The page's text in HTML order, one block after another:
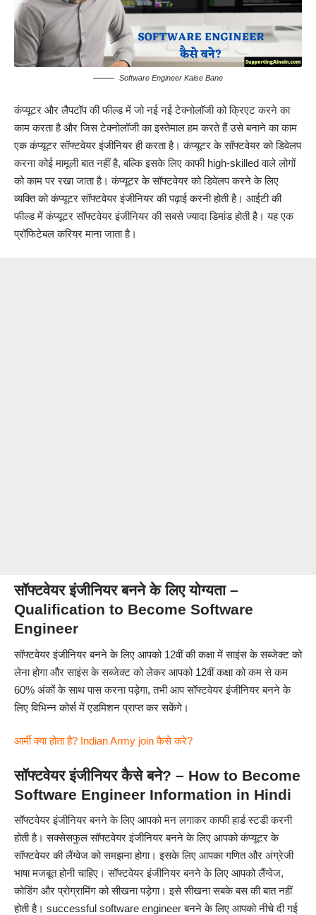
Software Engineer Kaise Bane
कंप्यूटर और लैपटॉप की फील्ड में जो नई नई टेक्नोलॉजी को क्रिएट करने का
काम करता है और जिस टेक्नोलॉजी का इस्तेमाल हम करते हैं उसे बनाने का काम
एक कंप्यूटर सॉफ्टवेयर इंजीनियर ही करता है। कंप्यूटर के सॉफ्टवेयर को डिवेलप
करना कोई मामूली बात नहीं है, बल्कि इसके लिए काफी high-skilled वाले लोगों
को काम पर रखा जाता है। कंप्यूटर के सॉफ्टवेयर को डिवेलप करने के लिए
व्यक्ति को कंप्यूटर सॉफ्टवेयर इंजीनियर की पढ़ाई करनी होती है। आईटी की
फील्ड में कंप्यूटर सॉफ्टवेयर इंजीनियर की सबसे ज्यादा डिमांड होती है। यह एक
प्रॉफिटेबल करियर माना जाता है।
सॉफ्टवेयर इंजीनियर बनने के लिए योग्यता –
Qualification to Become Software
Engineer
सॉफ्टवेयर इंजीनियर बनने के लिए आपको 12वीं की कक्षा में साइंस के सब्जेक्ट को
लेना होगा और साइंस के सब्जेक्ट को लेकर आपको 12वीं कक्षा को कम से कम
60% अंकों के साथ पास करना पड़ेगा, तभी आप सॉफ्टवेयर इंजीनियर बनने के
लिए विभिन्न कोर्स में एडमिशन प्राप्त कर सकेंगे।
आर्मी क्या होता है? Indian Army join कैसे करे?
सॉफ्टवेयर इंजीनियर कैसे बने? – How to Become
Software Engineer Information in Hindi
सॉफ्टवेयर इंजीनियर बनने के लिए आपको मन लगाकर काफी हार्ड स्टडी करनी
होती है। सक्सेसफुल सॉफ्टवेयर इंजीनियर बनने के लिए आपको कंप्यूटर के
सॉफ्टवेयर की लैंग्वेज को समझना होगा। इसके लिए आपका गणित और अंग्रेजी
भाषा मजबूत होनी चाहिए। सॉफ्टवेयर इंजीनियर बनने के लिए आपको लैंग्वेज,
कोडिंग और प्रोग्रामिंग को सीखना पड़ेगा। इसे सीखना सबके बस की बात नहीं
होती है। successful software engineer बनने के लिए आपको नीचे दी गई